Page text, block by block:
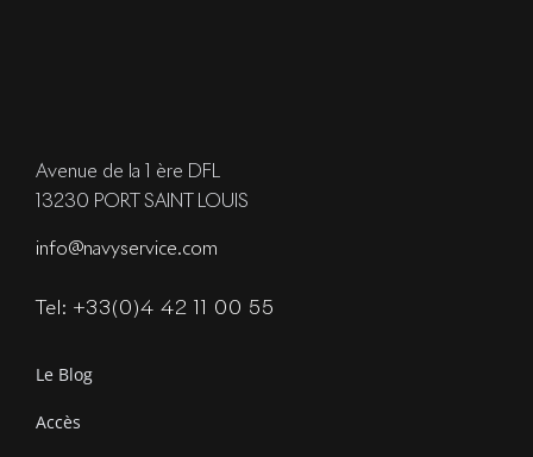
Avenue de la 1 ère DFL
13230 PORT SAINT LOUIS
info@navyservice.com
Tel: +33(0)4 42 11 00 55
Le Blog
Accès